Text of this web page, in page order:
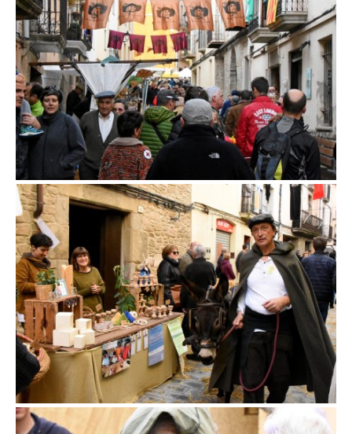
Fira d'en Rocaguinarda a Olost
Fira d'en Rocaguinarda a Olost